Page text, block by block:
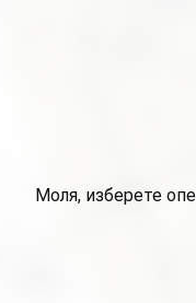
Моля, изберете